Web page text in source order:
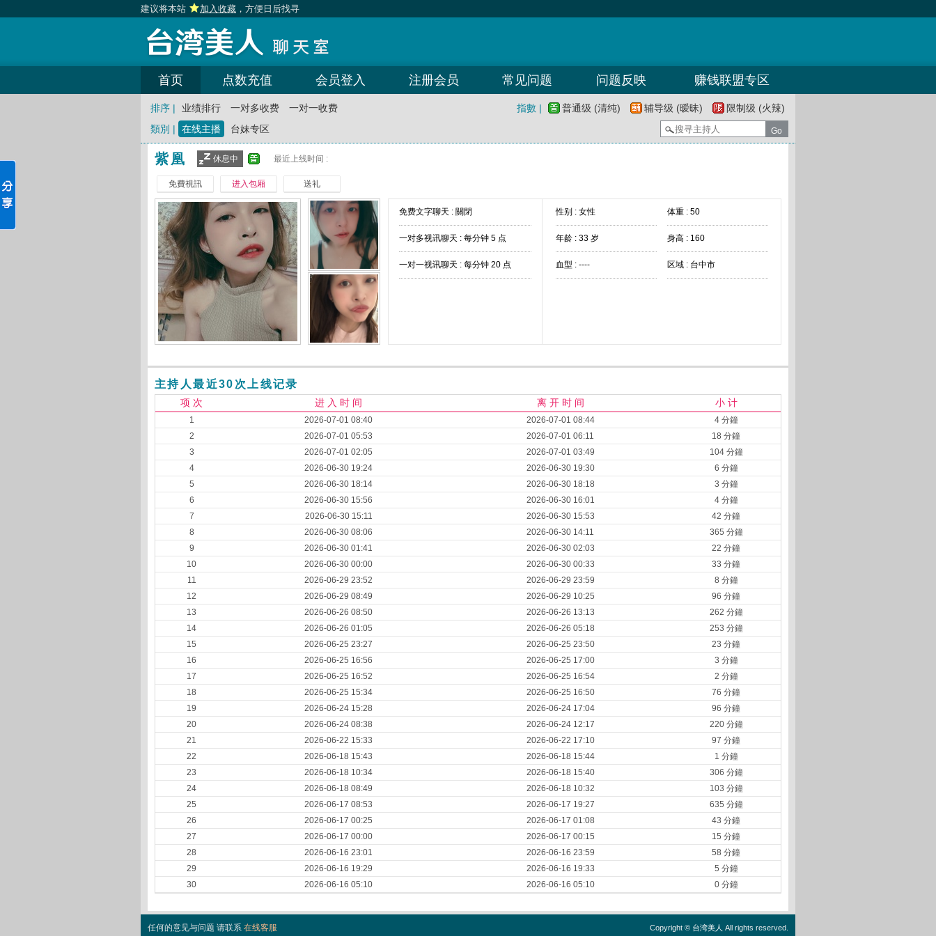
建议将本站 加入收藏 ，方便日后找寻
首页 点数充值 会员登入 注册会员 常见问题 问题反映 赚钱联盟专区
排序 | 业绩排行 一对多收费 一对一收费 指數 | 普通级 (清纯) 辅导级 (暧昧)
限制级 (火辣)
類別 |
在线主播 台妹专区
紫凰 休息中 最近上线时间 :
免費視訊 进入包厢 送礼
免费文字聊天 : 關閉
一对多视讯聊天 : 每分钟 5 点
一对一视讯聊天 : 每分钟 20 点
性别 : 女性 体重 : 50
年龄 : 33 岁 身高 : 160
血型 : ---- 区域 : 台中市
主持人最近30次上线记录
项 次 进 入 时 间 离 开 时 间 小 计
1 2026-07-01 08:40 2026-07-01 08:44
4 分鐘
2
2026-07-01 05:53 2026-07-01 06:11
18 分鐘
3
2026-07-01 02:05 2026-07-01 03:49
104 分鐘
4
2026-06-30 19:24 2026-06-30 19:30
6 分鐘
5
2026-06-30 18:14 2026-06-30 18:18
3 分鐘
6
2026-06-30 15:56 2026-06-30 16:01
4 分鐘
7
2026-06-30 15:11 2026-06-30 15:53
42 分鐘
8
2026-06-30 08:06 2026-06-30 14:11
365 分鐘
9
2026-06-30 01:41 2026-06-30 02:03
22 分鐘
10
2026-06-30 00:00 2026-06-30 00:33
33 分鐘
11
2026-06-29 23:52 2026-06-29 23:59
8 分鐘
12
2026-06-29 08:49 2026-06-29 10:25
96 分鐘
13
2026-06-26 08:50 2026-06-26 13:13
262 分鐘
14
2026-06-26 01:05 2026-06-26 05:18
253 分鐘
15
2026-06-25 23:27 2026-06-25 23:50
23 分鐘
16
2026-06-25 16:56 2026-06-25 17:00
3 分鐘
17
2026-06-25 16:52 2026-06-25 16:54
2 分鐘
18
2026-06-25 15:34 2026-06-25 16:50
76 分鐘
19
2026-06-24 15:28 2026-06-24 17:04
96 分鐘
20
2026-06-24 08:38 2026-06-24 12:17
220 分鐘
21
2026-06-22 15:33 2026-06-22 17:10
97 分鐘
22
2026-06-18 15:43 2026-06-18 15:44
1 分鐘
23
2026-06-18 10:34 2026-06-18 15:40
306 分鐘
24
2026-06-18 08:49 2026-06-18 10:32
103 分鐘
25
2026-06-17 08:53 2026-06-17 19:27
635 分鐘
26
2026-06-17 00:25 2026-06-17 01:08
43 分鐘
27
2026-06-17 00:00 2026-06-17 00:15
15 分鐘
28
2026-06-16 23:01 2026-06-16 23:59
58 分鐘
29
2026-06-16 19:29 2026-06-16 19:33
5 分鐘
30
2026-06-16 05:10 2026-06-16 05:10 0 分鐘
任何的意见与问题 请联系 在线客服 Copyright © 台湾美人 All rights reserved.